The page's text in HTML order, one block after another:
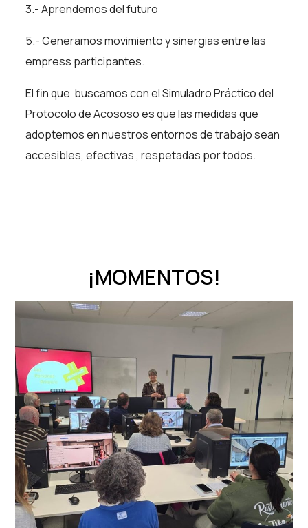
3.- Aprendemos del futuro
5.- Generamos movimiento y sinergias entre las
empress participantes.
El fin que buscamos con el Simuladro Práctico del
Protocolo de Acososo es que las medidas que
adoptemos en nuestros entornos de trabajo sean
accesibles, efectivas , respetadas por todos.
¡MOMENTOS!